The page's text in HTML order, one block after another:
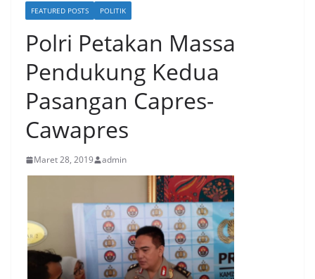
FEATURED POSTS POLITIK
Polri Petakan Massa
Pendukung Kedua
Pasangan Capres-
Cawapres
Maret 28, 2019 admin